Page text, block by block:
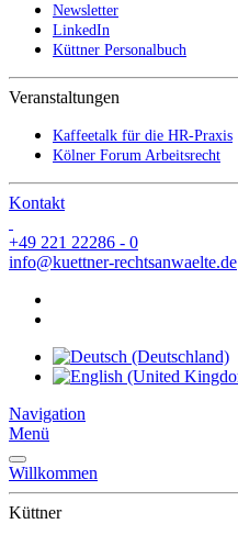
Newsletter
LinkedIn
Küttner Personalbuch
Veranstaltungen
Kaffeetalk für die HR-Praxis
Kölner Forum Arbeitsrecht
Kontakt
+49 221 22286 - 0
info@kuettner-rechtsanwaelte.de
Navigation
Menü
Willkommen
Küttner